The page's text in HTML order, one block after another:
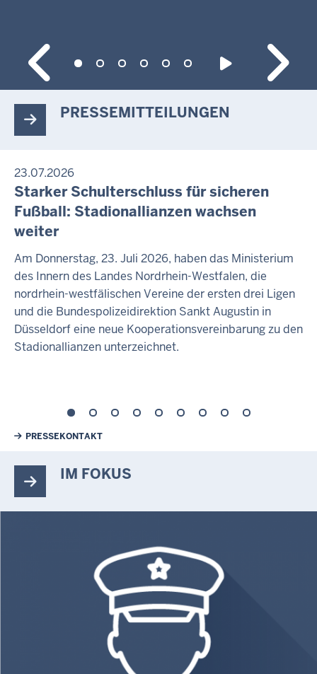
PRESSEMITTEILUNGEN
23.07.2026
Starker Schulterschluss für sicheren
Fußball: Stadionallianzen wachsen
weiter
Am Donnerstag, 23. Juli 2026, haben das Ministerium
des Innern des Landes Nordrhein-Westfalen, die
nordrhein-westfälischen Vereine der ersten drei Ligen
und die Bundespolizeidirektion Sankt Augustin in
Düsseldorf eine neue Kooperationsvereinbarung zu den
Stadionallianzen unterzeichnet.
Weiterführende Links
PRESSEKONTAKT
IM FOKUS